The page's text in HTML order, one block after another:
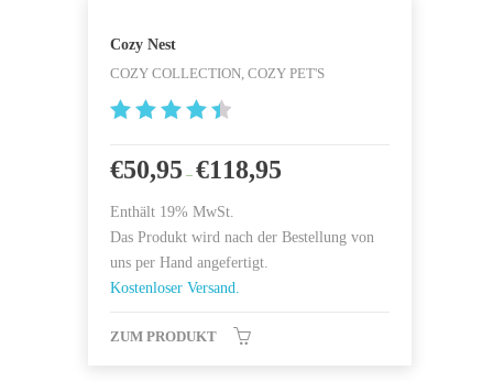
Cozy Nest
COZY COLLECTION, COZY PET'S
5675676
von 5
€50,95 – €118,95
Enthält 19% MwSt.
Das Produkt wird nach der Bestellung von
uns per Hand angefertigt.
Kostenloser Versand.
ZUM PRODUKT